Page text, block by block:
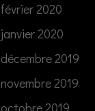
février 2020
janvier 2020
décembre 2019
novembre 2019
octobre 2019